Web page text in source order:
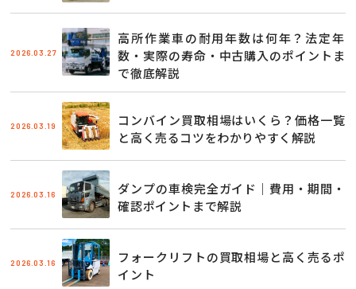
2026.03.27
高所作業車の耐用年数は何年？法定年
数・実際の寿命・中古購入のポイントま
で徹底解説
2026.03.19
コンバイン買取相場はいくら？価格一覧
と高く売るコツをわかりやすく解説
2026.03.16
ダンプの車検完全ガイド｜費用・期間・
確認ポイントまで解説
2026.03.16
フォークリフトの買取相場と高く売るポ
イント